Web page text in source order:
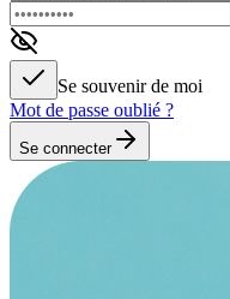
Se souvenir de moi
Mot de passe oublié ?
Se connecter